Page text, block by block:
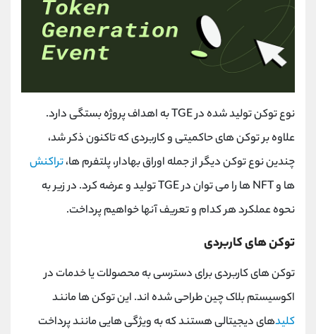
نوع توکن تولید شده در TGE به اهداف پروژه بستگی دارد.
علاوه بر توکن های حاکمیتی و کاربردی که تاکنون ذکر شد،
چندین نوع توکن دیگر از جمله اوراق بهادار، پلتفرم ها،تراکنش
ها و NFT ها را می توان در TGE تولید و عرضه کرد. در زیر به
نحوه عملکرد هر کدام و تعریف آنها خواهیم پرداخت.
توکن های کاربردی
توکن های کاربردی برای دسترسی به محصولات یا خدمات در
اکوسیستم بلاک چین طراحی شده اند. این توکن‌ ها مانند
کلیدهای دیجیتالی هستند که به ویژگی ‌هایی مانند پرداخت